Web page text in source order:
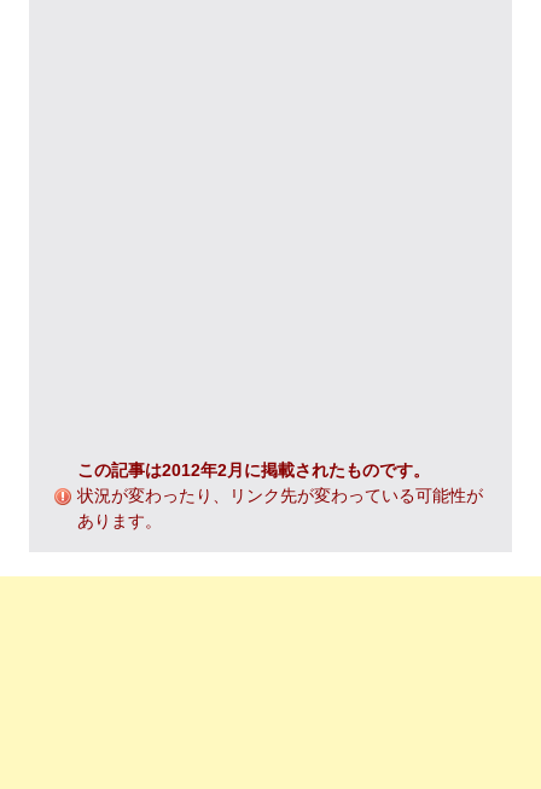
この記事は2012年2月に掲載されたものです。
状況が変わったり、リンク先が変わっている可能性が
あります。